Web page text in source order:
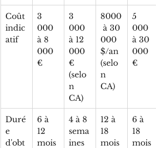
Coût
indic
atif
3
000
à 8
000
€
3
000
à 12
000
€
(selo
n
CA)
8000
à 30
000
$/an
(selo
n
CA)
5
000
à 30
000
€
Duré
e
d'obt
6 à
12
mois
4 à 8
sema
ines
12 à
18
mois
6 à
18
mois